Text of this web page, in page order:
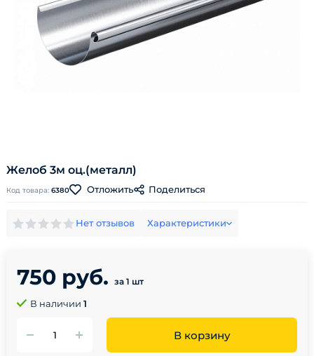
Желоб 3м оц.(металл)
Код товара: 6380 Отложить Поделиться
Нет отзывов Характеристики
750 руб. за 1 шт
В наличии 1
В корзину